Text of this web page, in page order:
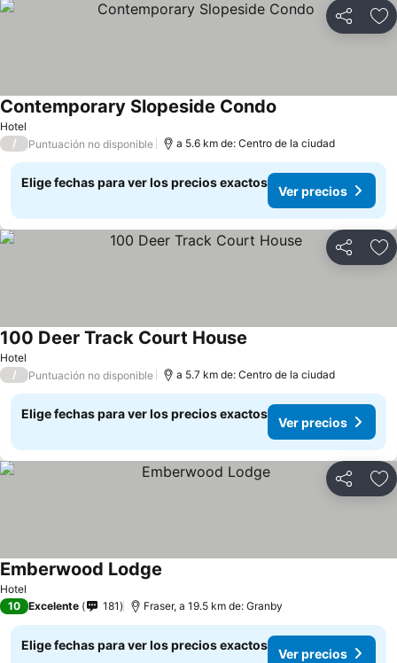
Compartir
Hotel
Contemporary Slopeside Condo
/ Puntuación no disponible a 5.6 km de: Centro de la ciudad
Elige fechas para ver los precios exactos
Ver precios
Compartir
Hotel
100 Deer Track Court House
/ Puntuación no disponible a 5.7 km de: Centro de la ciudad
Elige fechas para ver los precios exactos
Ver precios
Compartir
Hotel
Emberwood Lodge
10 Excelente 181 Fraser, a 19.5 km de: Granby
Elige fechas para ver los precios exactos
Ver precios